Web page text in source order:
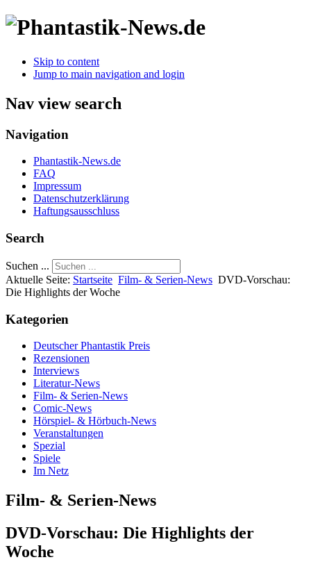
Skip to content
Jump to main navigation and login
Nav view search
Navigation
Phantastik-News.de
FAQ
Impressum
Datenschutzerklärung
Haftungsausschluss
Search
Suchen ...
Aktuelle Seite: Startseite Film- & Serien-News DVD-Vorschau:
Die Highlights der Woche
Kategorien
Deutscher Phantastik Preis
Rezensionen
Interviews
Literatur-News
Film- & Serien-News
Comic-News
Hörspiel- & Hörbuch-News
Veranstaltungen
Spezial
Spiele
Im Netz
Film- & Serien-News
DVD-Vorschau: Die Highlights der
Woche